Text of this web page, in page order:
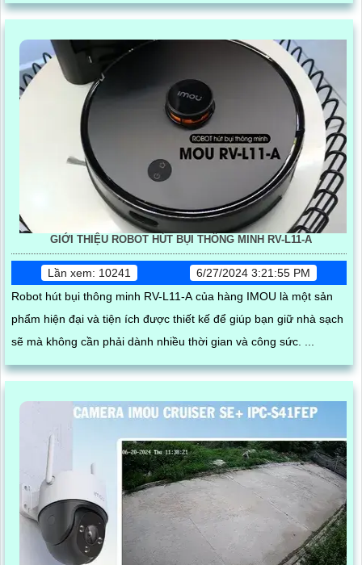
GIỚI THIỆU ROBOT HÚT BỤI THÔNG MINH RV-L11-A
Lần xem: 10241
6/27/2024 3:21:55 PM
Robot hút bụi thông minh RV-L11-A của hàng IMOU là một sản
phẩm hiện đại và tiện ích được thiết kế để giúp bạn giữ nhà sạch
sẽ mà không cần phải dành nhiều thời gian và công sức. ...